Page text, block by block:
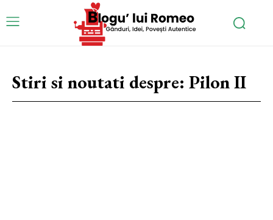
Stiri si noutati despre: Pilon II